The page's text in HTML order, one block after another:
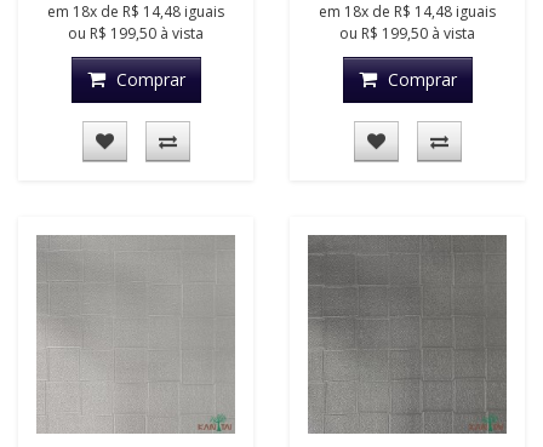
em 18x de R$ 14,48 iguais
ou R$ 199,50 à vista
Comprar
em 18x de R$ 14,48 iguais
ou R$ 199,50 à vista
Comprar